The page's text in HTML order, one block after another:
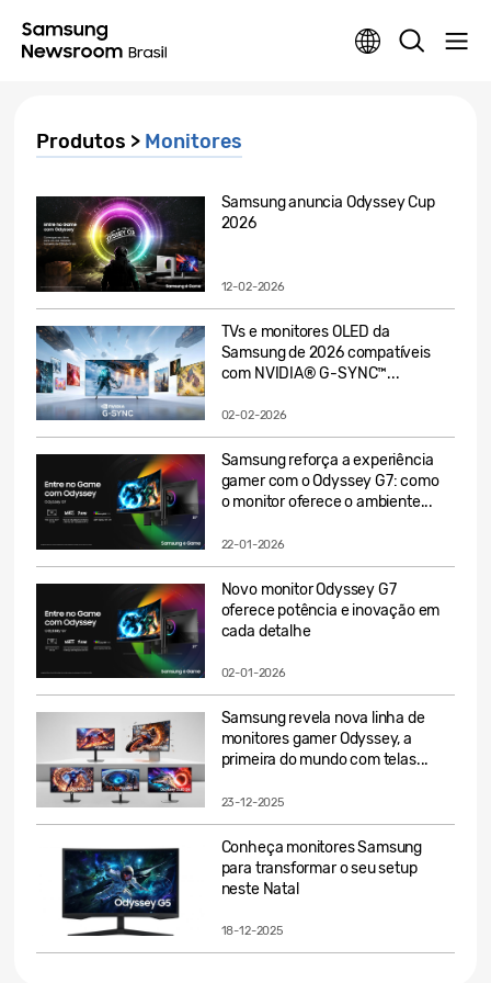
Produtos > Monitores
Samsung anuncia Odyssey Cup
2026
12-02-2026
TVs e monitores OLED da
Samsung de 2026 compatíveis
com NVIDIA® G-SYNC™...
02-02-2026
Samsung reforça a experiência
gamer com o Odyssey G7: como
o monitor oferece o ambiente...
22-01-2026
Novo monitor Odyssey G7
oferece potência e inovação em
cada detalhe
02-01-2026
Samsung revela nova linha de
monitores gamer Odyssey, a
primeira do mundo com telas...
23-12-2025
Conheça monitores Samsung
para transformar o seu setup
neste Natal
18-12-2025